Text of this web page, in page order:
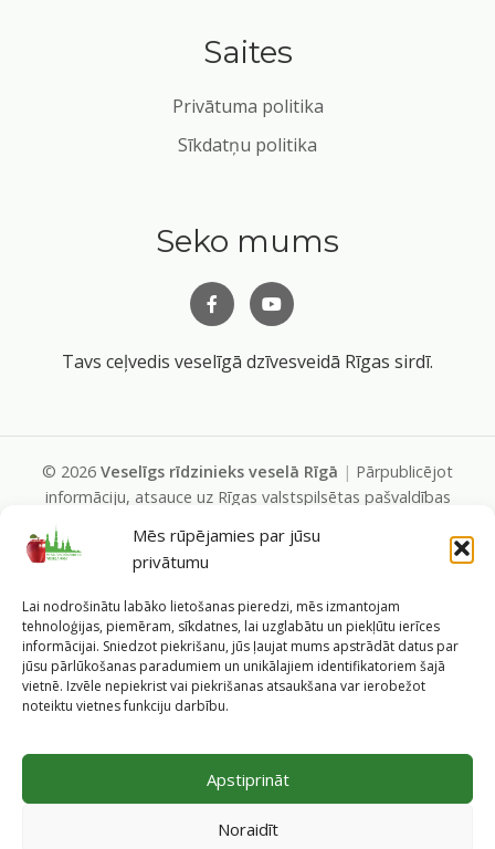
Mēs rūpējamies par jūsu
privātumu
Lai nodrošinātu labāko lietošanas pieredzi, mēs izmantojam
tehnoloģijas, piemēram, sīkdatnes, lai uzglabātu un piekļūtu ierīces
informācijai. Sniedzot piekrišanu, jūs ļaujat mums apstrādāt datus par
jūsu pārlūkošanas paradumiem un unikālajiem identifikatoriem šajā
vietnē. Izvēle nepiekrist vai piekrišanas atsaukšana var ierobežot
noteiktu vietnes funkciju darbību.
Apstiprināt
Noraidīt
Saites
Privātuma politika
Sīkdatņu politika
Seko mums
Tavs ceļvedis veselīgā dzīvesveidā Rīgas sirdī.
© 2026 Veselīgs rīdzinieks veselā Rīgā | Pārpublicējot
informāciju, atsauce uz Rīgas valstspilsētas pašvaldības
www.veseligsridzinieks.lvobligāta.
Pašvaldības portālu administrē Rīgas valstspilsētas
pašvaldības Labklājības departaments (Rīga, Baznīcas iela
19/23, LV-1010, e-pastsdl@riga.lv, mājas lapald.riga.lv